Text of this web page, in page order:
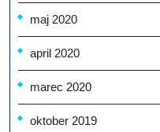
maj 2020
april 2020
marec 2020
oktober 2019